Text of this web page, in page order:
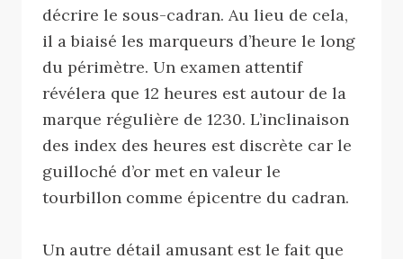
décrire le sous-cadran. Au lieu de cela,
il a biaisé les marqueurs d’heure le long
du périmètre. Un examen attentif
révélera que 12 heures est autour de la
marque régulière de 1230. L’inclinaison
des index des heures est discrète car le
guilloché d’or met en valeur le
tourbillon comme épicentre du cadran.
Un autre détail amusant est le fait que